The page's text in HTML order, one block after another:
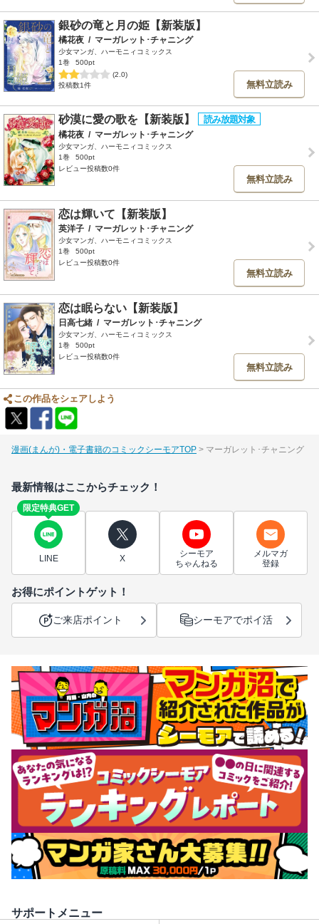
銀砂の竜と月の姫【新装版】
橘花夜 / マーガレット･チャニング
少女マンガ、ハーモニィコミックス
1巻
500pt
(2.0)
投稿数1件
無料立読み
砂漠に愛の歌を【新装版】
橘花夜 / マーガレット･チャニング
少女マンガ、ハーモニィコミックス
1巻
500pt
レビュー投稿数0件
無料立読み
恋は輝いて【新装版】
英洋子 / マーガレット･チャニング
少女マンガ、ハーモニィコミックス
1巻
500pt
レビュー投稿数0件
無料立読み
恋は眠らない【新装版】
日高七緒 / マーガレット･チャニング
少女マンガ、ハーモニィコミックス
1巻
500pt
レビュー投稿数0件
無料立読み
この作品をシェアしよう
漫画(まんが)・電子書籍のコミックシーモアTOP マーガレット･チャニング
最新情報はここからチェック！
限定特典GET
LINE X
シーモア
ちゃんねる
メルマガ
登録
お得にポイントゲット！
ご来店ポイント シーモアでポイ活
サポートメニュー